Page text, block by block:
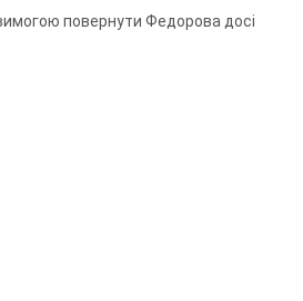
повернути Федорова досі